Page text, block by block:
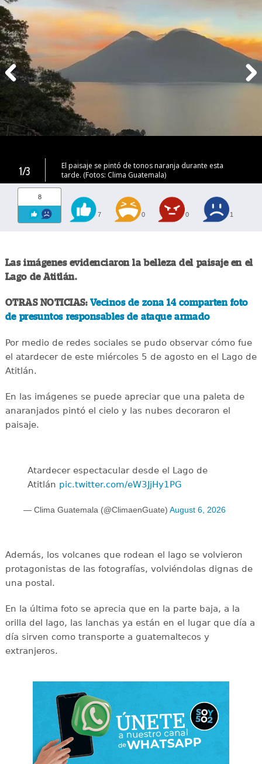
1/3
El paisaje se pintó de tonos naranja durante esta
tarde. (Fotos: Clima Guatemala)
8
7 0 0 1
Las imágenes evidenciaron la belleza del paisaje en el
Lago de Atitlán.
OTRAS NOTICIAS: Vecinos de zona 14 comparten foto
de presuntos responsables de ataque armado
Por medio de redes sociales se pudo observar cómo fue
el atardecer de este miércoles 5 de agosto en el Lago de
Atitlán.
En las imágenes se puede apreciar que una paleta de
anaranjados pintó el cielo y las nubes decoraron el
paisaje.
Atardecer espectacular desde el Lago de
Atitlán pic.twitter.com/eW3JjHy1PG
— Clima Guatemala (@ClimaenGuate) August 6, 2026
Además, los volcanes que rodean el lago se volvieron
protagonistas de las fotografías, volviéndolas dignas de
una postal.
En la última foto se aprecia que en la parte baja, a la
orilla del lago, las lanchas ya están en el lugar que día a
día sirven como transporte a guatemaltecos y
extranjeros.